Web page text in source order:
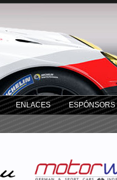
ENLACES ESPÓNSORS